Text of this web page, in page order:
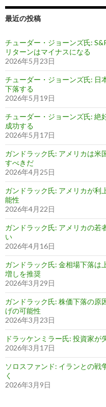
最近の投稿
チューダー・ジョーンズ氏:
リターンはマイナスになる
2026年5月23日
チューダー・ジョーンズ氏: 日
下落する
2026年5月19日
チューダー・ジョーンズ氏: 絶
成功する
2026年5月17日
ガンドラック氏: アメリカは米
すべきだ
2026年4月25日
ガンドラック氏: アメリカが利
能性
2026年4月22日
ガンドラック氏: アメリカの若
い
2026年4月16日
ガンドラック氏: 金相場下落は
増しを推奨
2026年3月29日
ガンドラック氏: 株価下落の原
げの可能性
2026年3月23日
ドラッケンミラー氏: 投資家が
2026年3月17日
ソロスファンド: イランとの戦
く
2026年3月9日